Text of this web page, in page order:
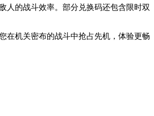
人的战斗效率。部分兑换码还包含限时双
在机关密布的战斗中抢占先机，体验更畅